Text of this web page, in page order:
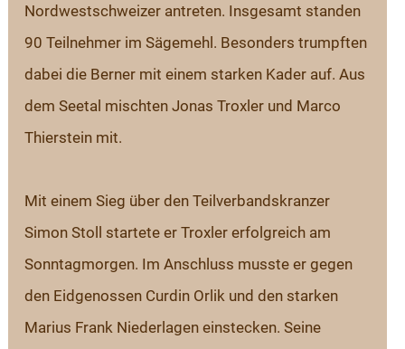
Nordwestschweizer antreten. Insgesamt standen
90 Teilnehmer im Sägemehl. Besonders trumpften
dabei die Berner mit einem starken Kader auf. Aus
dem Seetal mischten Jonas Troxler und Marco
Thierstein mit.
Mit einem Sieg über den Teilverbandskranzer
Simon Stoll startete er Troxler erfolgreich am
Sonntagmorgen. Im Anschluss musste er gegen
den Eidgenossen Curdin Orlik und den starken
Marius Frank Niederlagen einstecken. Seine